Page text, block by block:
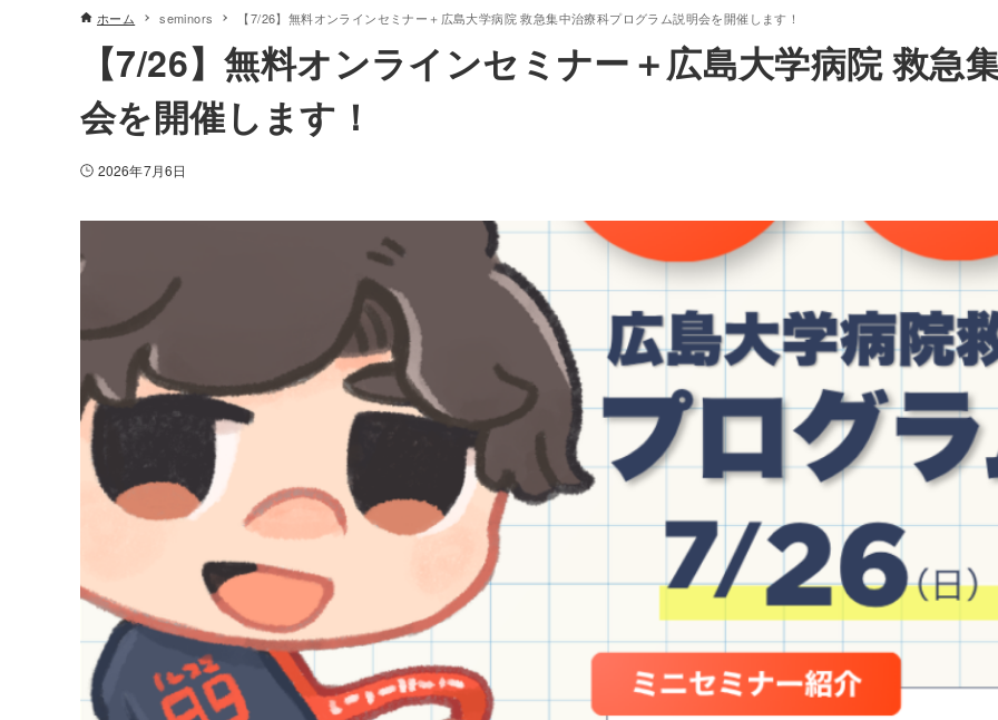
ホーム seminors 【7/26】無料オンラインセミナー＋広島大学病院 救急集中治療科プログラム説明会を開催します！
【7/26】無料オンラインセミナー＋広島大学病院 救急
会を開催します！
2026年7月6日